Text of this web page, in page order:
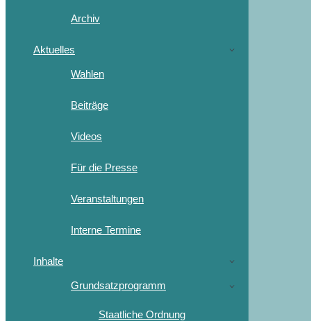
Archiv
Aktuelles
Wahlen
Beiträge
Videos
Für die Presse
Veranstaltungen
Interne Termine
Inhalte
Grundsatzprogramm
Staatliche Ordnung